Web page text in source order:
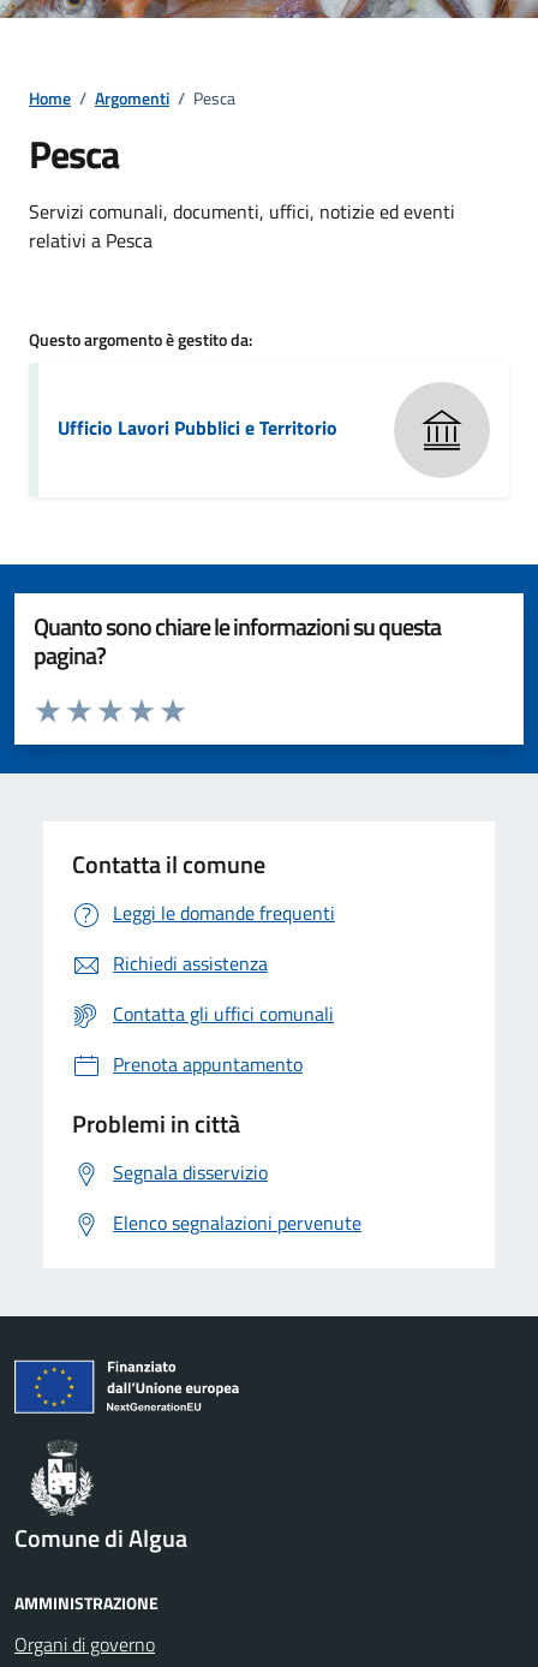
Home / Argomenti / Pesca
Pesca
Dettagli della notizia
Servizi comunali, documenti, uffici, notizie ed eventi
relativi a Pesca
Questo argomento è gestito da:
Ufficio Lavori Pubblici e Territorio
Quanto sono chiare le informazioni su questa
pagina?
Valuta da 1 a 5 stelle la pagina
Valuta 5 stelle su 5
Valuta 4 stelle su 5
Valuta 3 stelle su 5
Valuta 2 stelle su 5
Valuta 1 stelle su 5
Contatta il comune
Leggi le domande frequenti
Richiedi assistenza
Contatta gli uffici comunali
Prenota appuntamento
Problemi in città
Segnala disservizio
Elenco segnalazioni pervenute
Comune di Algua
AMMINISTRAZIONE
Organi di governo